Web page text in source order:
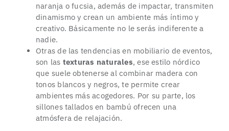
naranja o fucsia, además de impactar, transmiten
dinamismo y crean un ambiente más íntimo y
creativo. Básicamente no le serás indiferente a
nadie.
Otras de las tendencias en mobiliario de eventos,
son las texturas naturales, ese estilo nórdico
que suele obtenerse al combinar madera con
tonos blancos y negros, te permite crear
ambientes más acogedores. Por su parte, los
sillones tallados en bambú ofrecen una
atmósfera de relajación.